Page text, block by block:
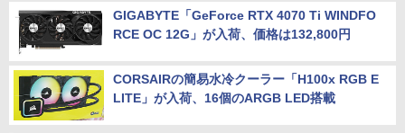
GIGABYTE「GeForce RTX 4070 Ti WINDFO
RCE OC 12G」が入荷、価格は132,800円
CORSAIRの簡易水冷クーラー「H100x RGB E
LITE」が入荷、16個のARGB LED搭載